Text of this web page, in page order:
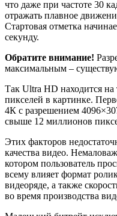
интернета для
Существует минимальная
чтобы абоненты
высококачественных
в приложениях. В
смотреть фильмы без
просмотр любимого
остановками для
интернет соединения
преимущества и
Данные передаются
измеряется в Мбит/с. Так
содержится 8 мегабит в
соединения, указанная на
провайдера, не точно